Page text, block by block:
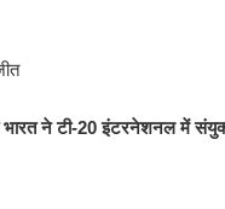
भारत ने टी-20 इंटरनेशनल में